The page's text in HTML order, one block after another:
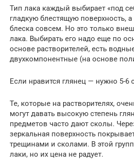
Тип лака каждый выбирает «под
гладкую блестящую поверхность, а
блеска совсем. Но это только
лака. Выбирать его надо еще по
основе растворителей, есть
двухкомпонентные (на основе
Если нравится глянец — нужно 5-6
Те, которые на растворителях,
могут давать высокую степень
предметов часто дают сколы.
зеркальная поверхность
трещинами и сколами. В этой
лаки, но их цена не радует.